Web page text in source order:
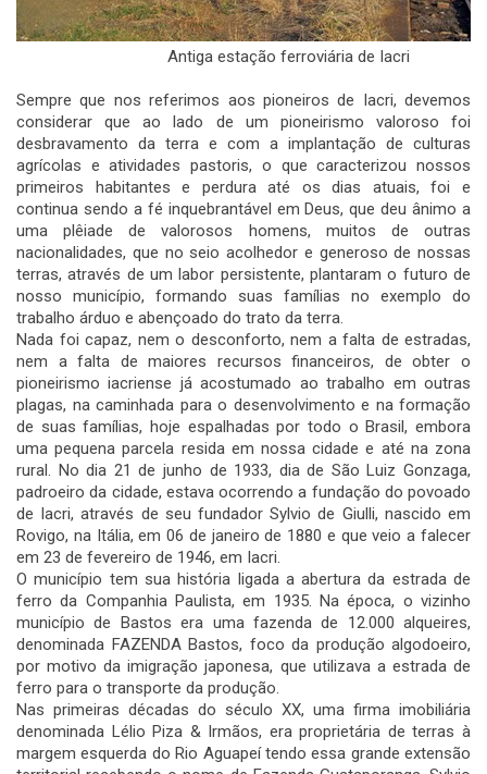
Antiga estação ferroviária de Iacri
Sempre que nos referimos aos pioneiros de Iacri, devemos
considerar que ao lado de um pioneirismo valoroso foi
desbravamento da terra e com a implantação de culturas
agrícolas e atividades pastoris, o que caracterizou nossos
primeiros habitantes e perdura até os dias atuais, foi e
continua sendo a fé inquebrantável em Deus, que deu ânimo a
uma plêiade de valorosos homens, muitos de outras
nacionalidades, que no seio acolhedor e generoso de nossas
terras, através de um labor persistente, plantaram o futuro de
nosso município, formando suas famílias no exemplo do
trabalho árduo e abençoado do trato da terra.
Nada foi capaz, nem o desconforto, nem a falta de estradas,
nem a falta de maiores recursos financeiros, de obter o
pioneirismo iacriense já acostumado ao trabalho em outras
plagas, na caminhada para o desenvolvimento e na formação
de suas famílias, hoje espalhadas por todo o Brasil, embora
uma pequena parcela resida em nossa cidade e até na zona
rural. No dia 21 de junho de 1933, dia de São Luiz Gonzaga,
padroeiro da cidade, estava ocorrendo a fundação do povoado
de Iacri, através de seu fundador Sylvio de Giulli, nascido em
Rovigo, na Itália, em 06 de janeiro de 1880 e que veio a falecer
em 23 de fevereiro de 1946, em Iacri.
O município tem sua história ligada a abertura da estrada de
ferro da Companhia Paulista, em 1935. Na época, o vizinho
município de Bastos era uma fazenda de 12.000 alqueires,
denominada FAZENDA Bastos, foco da produção algodoeiro,
por motivo da imigração japonesa, que utilizava a estrada de
ferro para o transporte da produção.
Nas primeiras décadas do século XX, uma firma imobiliária
denominada Lélio Piza & Irmãos, era proprietária de terras à
margem esquerda do Rio Aguapeí tendo essa grande extensão